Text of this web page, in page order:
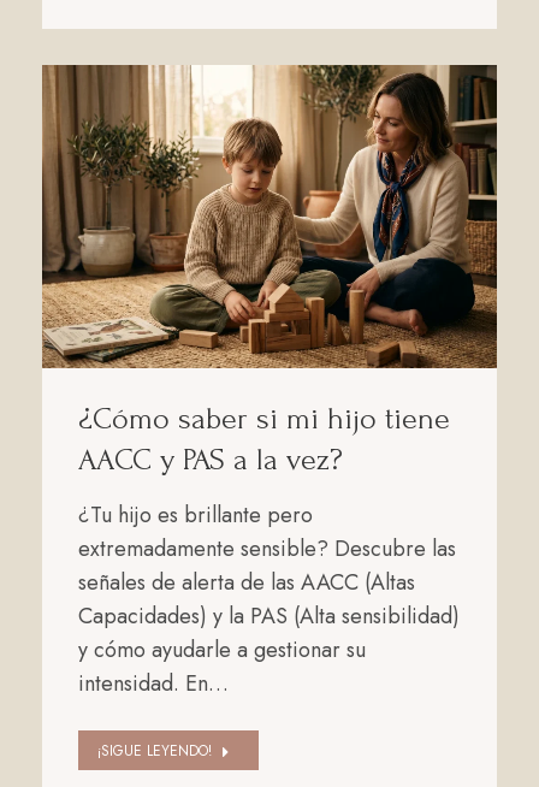
¿Cómo saber si mi hijo tiene
AACC y PAS a la vez?
¿Tu hijo es brillante pero
extremadamente sensible? Descubre las
señales de alerta de las AACC (Altas
Capacidades) y la PAS (Alta sensibilidad)
y cómo ayudarle a gestionar su
intensidad. En…
¡SIGUE LEYENDO!